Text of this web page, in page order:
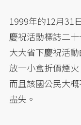
1999年的12月31
慶祝活動標誌二
大大省下慶祝活
放一小盒折價煙
而且該國公民大
盡失。